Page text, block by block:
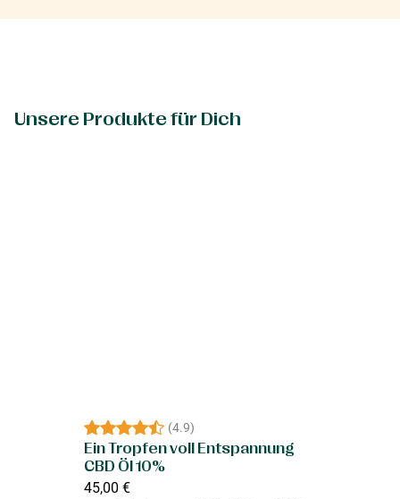
Unsere Produkte für Dich
(4.9)
Ein Tropfen voll Entspannung
CBD Öl 10%
45,00 €